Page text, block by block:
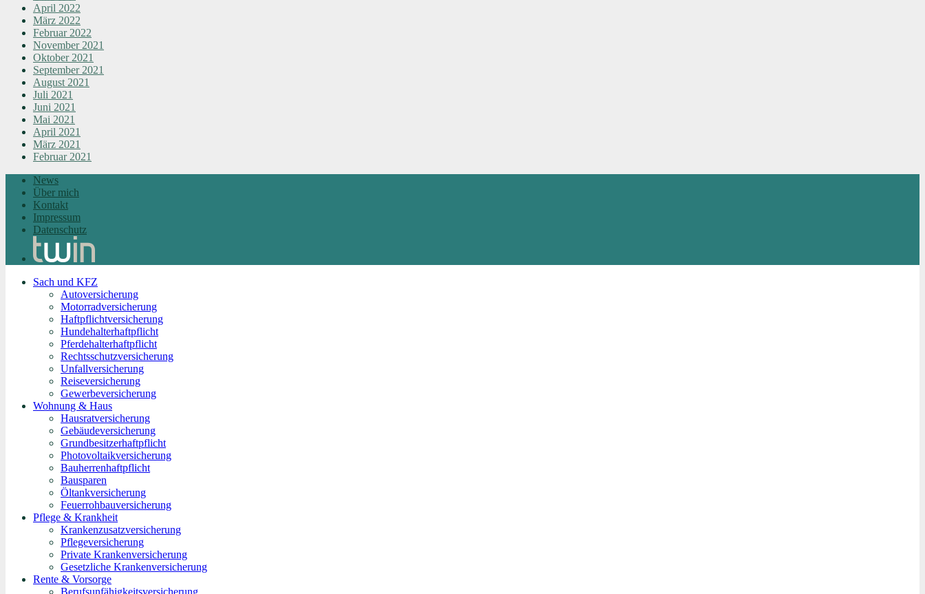
April 2022
März 2022
Februar 2022
November 2021
Oktober 2021
September 2021
August 2021
Juli 2021
Juni 2021
Mai 2021
April 2021
März 2021
Februar 2021
News
Über mich
Kontakt
Impressum
Datenschutz
Sach und KFZ
Autoversicherung
Motorradversicherung
Haftpflichtversicherung
Hundehalterhaftpflicht
Pferdehalterhaftpflicht
Rechtsschutzversicherung
Unfallversicherung
Reiseversicherung
Gewerbeversicherung
Wohnung & Haus
Hausratversicherung
Gebäudeversicherung
Grundbesitzerhaftpflicht
Photovoltaikversicherung
Bauherrenhaftpflicht
Bausparen
Öltankversicherung
Feuerrohbauversicherung
Pflege & Krankheit
Krankenzusatzversicherung
Pflegeversicherung
Private Krankenversicherung
Gesetzliche Krankenversicherung
Rente & Vorsorge